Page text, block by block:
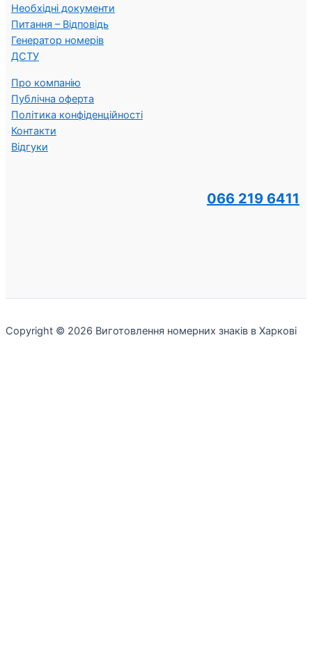
Необхідні документи
Питання – Відповідь
Генератор номерів
ДСТУ
Про компанію
Публічна оферта
Політика конфіденційності
Контакти
Відгуки
066 219 6411
Copyright © 2026 Виготовлення номерних знаків в Харкові